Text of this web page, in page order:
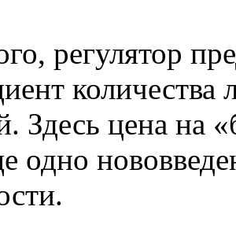
регулятор
Здесь цена на
одно